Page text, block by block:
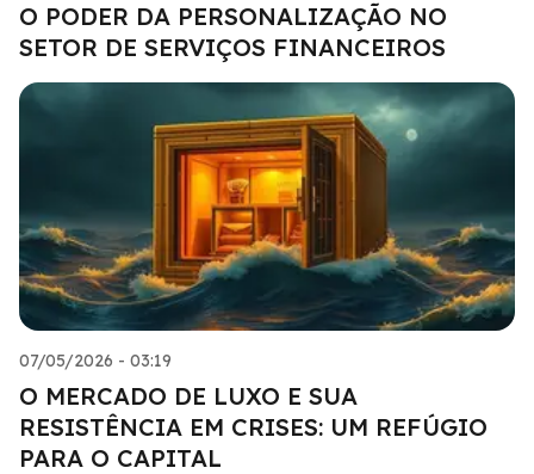
O PODER DA PERSONALIZAÇÃO NO
SETOR DE SERVIÇOS FINANCEIROS
07/05/2026 - 03:19
O MERCADO DE LUXO E SUA
RESISTÊNCIA EM CRISES: UM REFÚGIO
PARA O CAPITAL